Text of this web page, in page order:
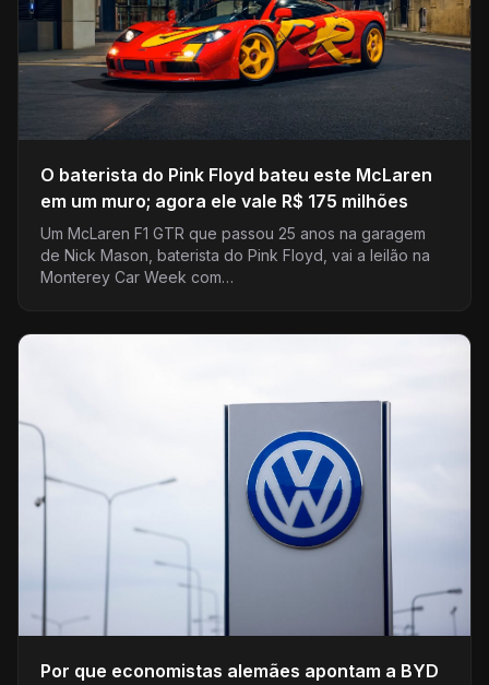
O baterista do Pink Floyd bateu este McLaren
em um muro; agora ele vale R$ 175 milhões
Um McLaren F1 GTR que passou 25 anos na garagem
de Nick Mason, baterista do Pink Floyd, vai a leilão na
Monterey Car Week com…
Por que economistas alemães apontam a BYD